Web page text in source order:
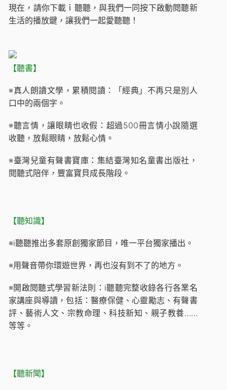
現在，請你下載ｉ聽聽，與我們一同按下啟動閱聽新
生活的播放鍵，讓我們一起愛聽聽！
【聽書】
※真人朗讀文學，累積閱讀：「經典」不再只是別人
口中的兩個字。
※聽言情，讓眼睛也收假：超過500冊言情小說隨選
收聽，放鬆眼睛，放鬆心情。
※臺灣兒童有聲書寶庫：集結臺灣知名童書出版社，
閱聽式陪伴，豐富寶貝成長階段。
【聽知識】
※i聽聽推出多套原創獨家節目，唯一平台獨家播出。
※用聲音帶你環遊世界，再也沒有到不了的地方。
※開啟閱聽式學習新法則：i聽聽完整收錄各行各業名
家講座與導讀，包括：醫療保健、心靈勵志、有聲書
評、藝術人文、宗教命理、科技新知、親子教養……
等等。
【聽新聞】